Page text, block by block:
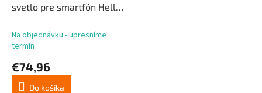
svetlo pre smartfón Hello
Na objednávku - upresníme
termín
€74,96
Do košíka